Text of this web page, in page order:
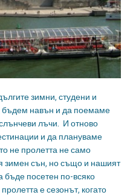
зимни, студени и
бъдем навън и да поемаме
лъчи. И отново
и да плануваме
не пролетта не само
зимен сън, но също и нашият
бъде посетен по-всяко
е сезонът, когато